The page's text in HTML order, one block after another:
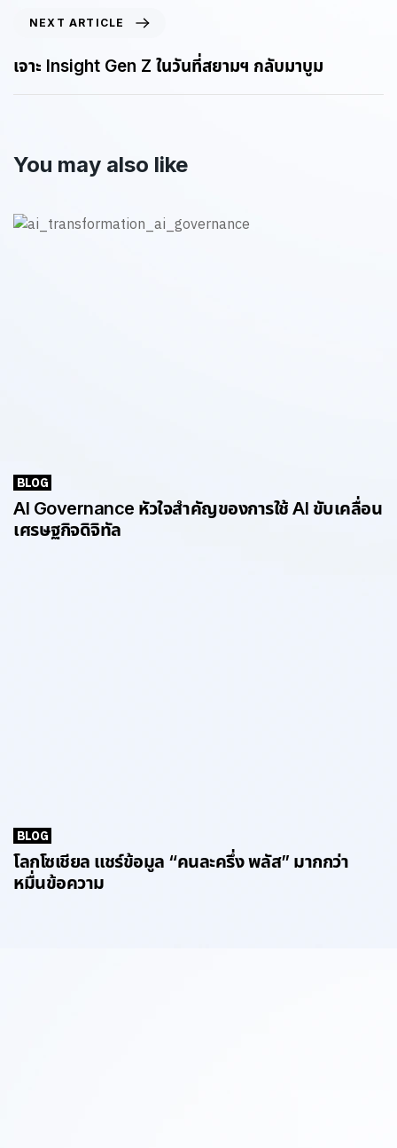
NEXT ARTICLE
เจาะ Insight Gen Z ในวันที่สยามฯ กลับมาบูม
You may also like
BLOG
AI Governance หัวใจสำคัญของการใช้ AI ขับเคลื่อน
เศรษฐกิจดิจิทัล
BLOG
โลกโซเชียล แชร์ข้อมูล “คนละครึ่ง พลัส” มากกว่า
หมื่นข้อความ